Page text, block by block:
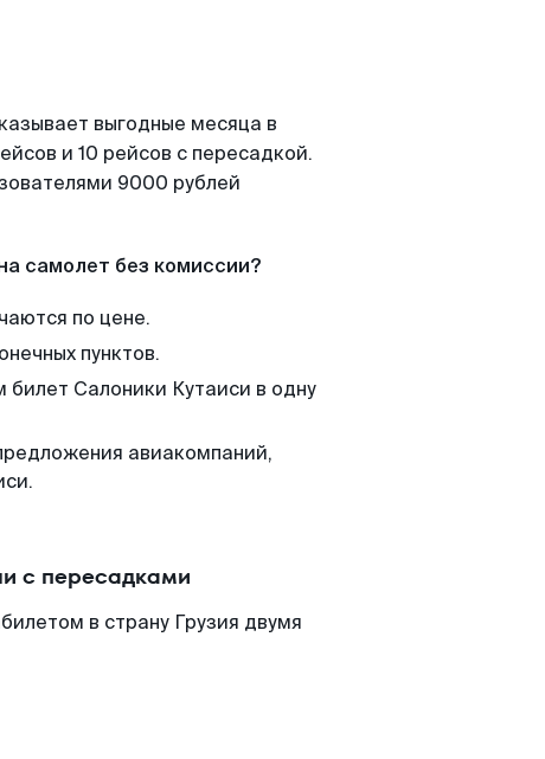
выгодные месяца в
и 10 рейсов с пересадкой.
9000 рублей
самолет без комиссии?
по цене.
пунктов.
билет Салоники Кутаиси в одну
авиакомпаний,
с пересадками
в страну Грузия двумя